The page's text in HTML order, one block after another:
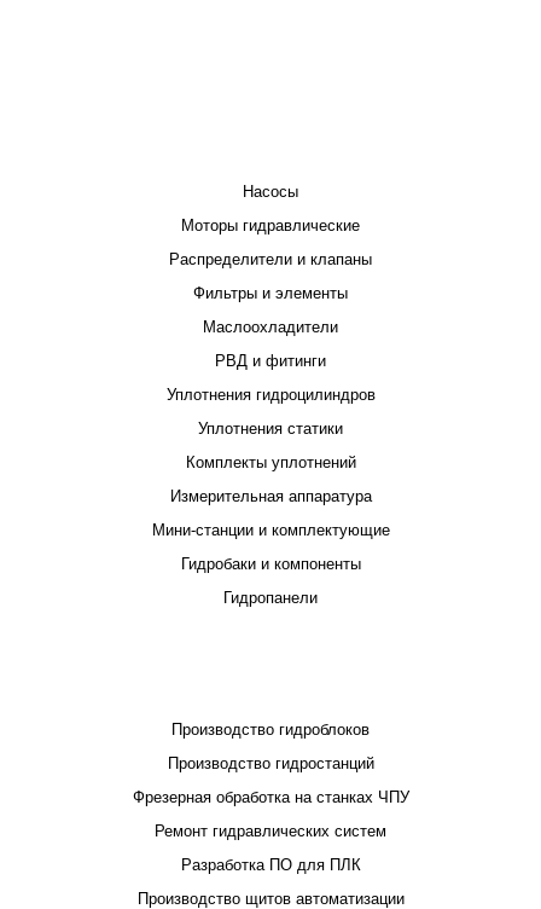
Насосы
Моторы гидравлические
Распределители и клапаны
Фильтры и элементы
Маслоохладители
РВД и фитинги
Уплотнения гидроцилиндров
Уплотнения статики
Комплекты уплотнений
Измерительная аппаратура
Мини-станции и комплектующие
Гидробаки и компоненты
Гидропанели
Производство гидроблоков
Производство гидростанций
Фрезерная обработка на станках ЧПУ
Ремонт гидравлических систем
Разработка ПО для ПЛК
Производство щитов автоматизации